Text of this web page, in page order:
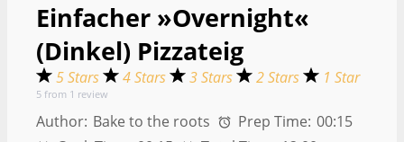
Einfacher »Overnight«
(Dinkel) Pizzateig
5 Stars 4 Stars 3 Stars 2 Stars 1 Star
5 from 1 review
Author: Bake to the roots Prep Time: 00:15